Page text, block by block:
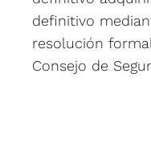
definitivo
resolución
Consejo de